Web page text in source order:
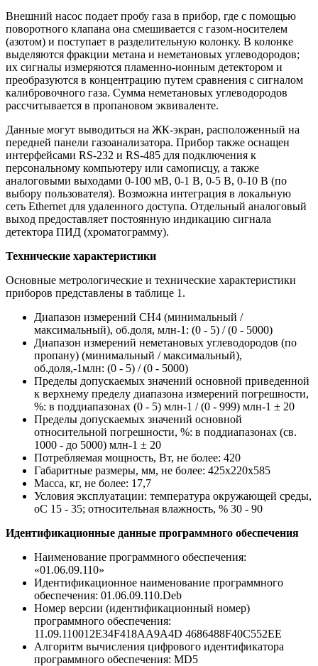
Внешний насос подает пробу газа в прибор, где с помощью
поворотного клапана она смешивается с газом-носителем
(азотом) и поступает в разделительную колонку. В колонке
выделяются фракции метана и неметановых углеводородов;
их сигналы измеряются пламенно-ионным детектором и
преобразуются в концентрацию путем сравнения с сигналом
калибровочного газа. Сумма неметановых углеводородов
рассчитывается в пропановом эквиваленте.
Данные могут выводиться на ЖК-экран, расположенный на
передней панели газоанализатора. Прибор также оснащен
интерфейсами RS-232 и RS-485 для подключения к
персональному компьютеру или самописцу, а также
аналоговыми выходами 0-100 мВ, 0-1 В, 0-5 В, 0-10 В (по
выбору пользователя). Возможна интеграция в локальную
сеть Ethernet для удаленного доступа. Отдельный аналоговый
выход предоставляет постоянную индикацию сигнала
детектора ПИД (хроматограмму).
Технические характеристики
Основные метрологические и технические характеристики
приборов представлены в таблице 1.
Диапазон измерений CH4 (минимальный /
максимальный), об.доля, млн-1: (0 - 5) / (0 - 5000)
Диапазон измерений неметановых углеводородов (по
пропану) (минимальный / максимальный),
об.доля,-1млн: (0 - 5) / (0 - 5000)
Пределы допускаемых значений основной приведенной
к верхнему пределу диапазона измерений погрешности,
%: в поддиапазонах (0 - 5) млн-1 / (0 - 999) млн-1 ± 20
Пределы допускаемых значений основной
относительной погрешности, %: в поддиапазонах (св.
1000 - до 5000) млн-1 ± 20
Потребляемая мощность, Вт, не более: 420
Габаритные размеры, мм, не более: 425x220x585
Масса, кг, не более: 17,7
Условия эксплуатации: температура окружающей среды,
оС 15 - 35; относительная влажность, % 30 - 90
Идентификационные данные программного обеспечения
Наименование программного обеспечения:
«01.06.09.110»
Идентификационное наименование программного
обеспечения: 01.06.09.110.Deb
Номер версии (идентификационный номер)
программного обеспечения:
11.09.110012E34F418AA9A4D 4686488F40C552EE
Алгоритм вычисления цифрового идентификатора
программного обеспечения: MD5